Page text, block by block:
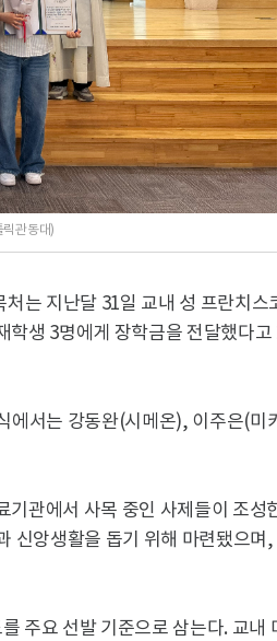
릭관동대)
는 지난달 31일 교내 성 프란치스
생 3명에게 장학금을 전달했다고
에서는 강동완(시메온), 이주은(미
관에서 사목 중인 사제들이 조성
신앙생활을 돕기 위해 마련됐으며,
주요 선발 기준으로 삼는다. 교내